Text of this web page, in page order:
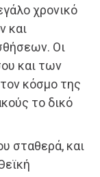
χρονικό
και
Οι
και των
κόσμο της
το δικό
σταθερά, και